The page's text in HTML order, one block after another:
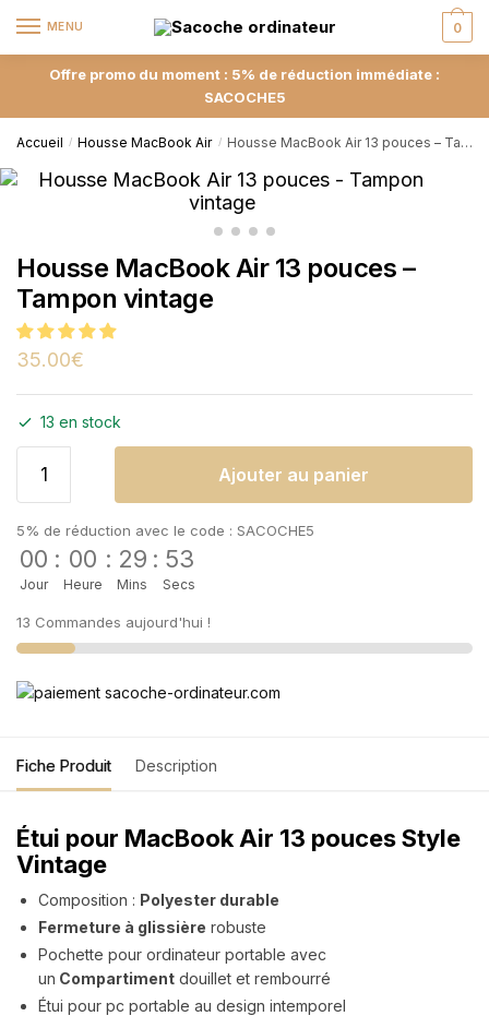
MENU 0
Offre promo du moment : 5% de réduction immédiate :
SACOCHE5
Accueil / Housse MacBook Air / Housse MacBook Air 13 pouces – Tampon vintage
Housse MacBook Air 13 pouces –
Tampon vintage
35.00€
13 en stock
Ajouter au panier
5% de réduction avec le code : SACOCHE5
00
Jour
: 00
Heure
: 29
Mins
: 52
Secs
13 Commandes aujourd'hui !
Fiche Produit Description
Étui pour MacBook Air 13 pouces Style
Vintage
Composition : Polyester durable
Fermeture à glissière robuste
Pochette pour ordinateur portable avec
un Compartiment douillet et rembourré
Étui pour pc portable au design intemporel